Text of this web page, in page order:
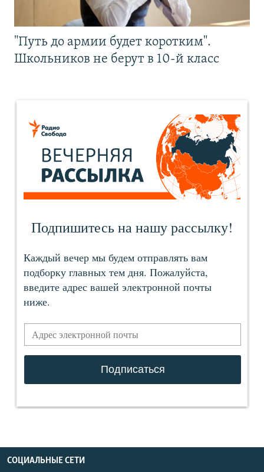
"Путь до армии будет коротким".
Школьников не берут в 10-й класс
СОЦИАЛЬНЫЕ СЕТИ